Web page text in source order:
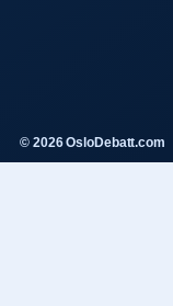
© 2026 OsloDebatt.com